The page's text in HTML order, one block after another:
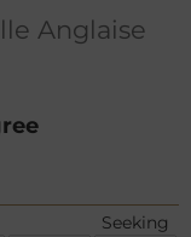
Anglaise
Seeking